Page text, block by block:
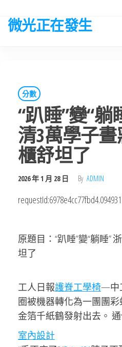
微光正在發生
分數
“趴睡”變“躺
清3萬學子
櫃舒坦了
2026 年 1 月 28 日 By ADMIN
原題目：“趴睡”變“躺睡”
坦了
工人日報護脊工學椅—中
圈被機器轉化為一團團
金箔千紙鶴發射出去。
室內設計